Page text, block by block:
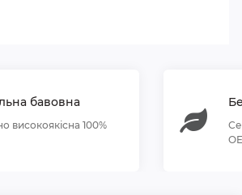
бавовна
високоякісна 100%